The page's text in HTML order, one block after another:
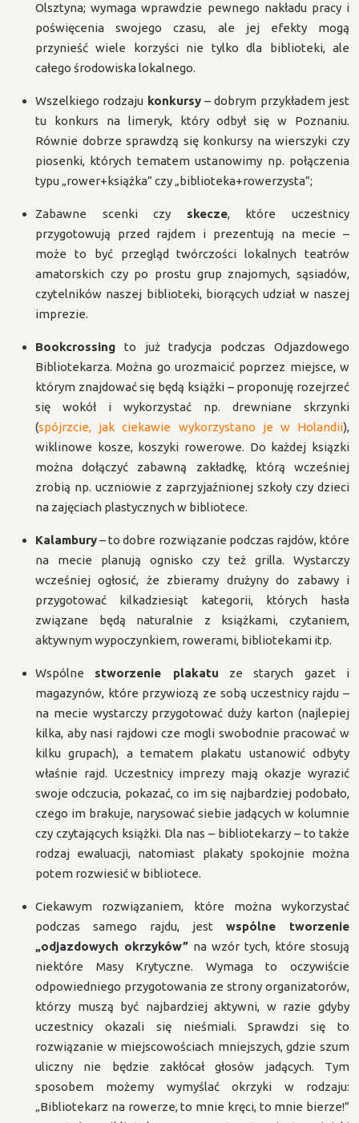
Olsztyna; wymaga wprawdzie pewnego nakładu pracy i
poświęcenia swojego czasu, ale jej efekty mogą
przynieść wiele korzyści nie tylko dla biblioteki, ale
całego środowiska lokalnego.
Wszelkiego rodzaju konkursy– dobrym przykładem jest
tu konkurs na limeryk, który odbył się w Poznaniu.
Równie dobrze sprawdzą się konkursy na wierszyki czy
piosenki, których tematem ustanowimy np. połączenia
typu „rower+książka” czy „biblioteka+rowerzysta”;
Zabawne scenki czy skecze, które uczestnicy
przygotowują przed rajdem i prezentują na mecie –
może to być przegląd twórczości lokalnych teatrów
amatorskich czy po prostu grup znajomych, sąsiadów,
czytelników naszej biblioteki, biorących udział w naszej
imprezie.
Bookcrossing to już tradycja podczas Odjazdowego
Bibliotekarza. Można go urozmaicić poprzez miejsce, w
którym znajdować się będą książki – proponuję rozejrzeć
się wokół i wykorzystać np. drewniane skrzynki
(spójrzcie, jak ciekawie wykorzystano je w Holandii),
wiklinowe kosze, koszyki rowerowe. Do każdej ksiązki
można dołączyć zabawną zakładkę, którą wcześniej
zrobią np. uczniowie z zaprzyjaźnionej szkoły czy dzieci
na zajęciach plastycznych w bibliotece.
Kalambury– to dobre rozwiązanie podczas rajdów, które
na mecie planują ognisko czy też grilla. Wystarczy
wcześniej ogłosić, że zbieramy drużyny do zabawy i
przygotować kilkadziesiąt kategorii, których hasła
związane będą naturalnie z książkami, czytaniem,
aktywnym wypoczynkiem, rowerami, bibliotekami itp.
Wspólne stworzenie plakatu ze starych gazet i
magazynów, które przywiozą ze sobą uczestnicy rajdu –
na mecie wystarczy przygotować duży karton (najlepiej
kilka, aby nasi rajdowi cze mogli swobodnie pracować w
kilku grupach), a tematem plakatu ustanowić odbyty
właśnie rajd. Uczestnicy imprezy mają okazje wyrazić
swoje odczucia, pokazać, co im się najbardziej podobało,
czego im brakuje, narysować siebie jadących w kolumnie
czy czytających książki. Dla nas – bibliotekarzy – to także
rodzaj ewaluacji, natomiast plakaty spokojnie można
potem rozwiesić w bibliotece.
Ciekawym rozwiązaniem, które można wykorzystać
podczas samego rajdu, jest wspólne tworzenie
„odjazdowych okrzyków” na wzór tych, które stosują
niektóre Masy Krytyczne. Wymaga to oczywiście
odpowiedniego przygotowania ze strony organizatorów,
którzy muszą być najbardziej aktywni, w razie gdyby
uczestnicy okazali się nieśmiali. Sprawdzi się to
rozwiązanie w miejscowościach mniejszych, gdzie szum
uliczny nie będzie zakłócał głosów jadących. Tym
sposobem możemy wymyślać okrzyki w rodzaju:
„Bibliotekarz na rowerze, to mnie kręci, to mnie bierze!”